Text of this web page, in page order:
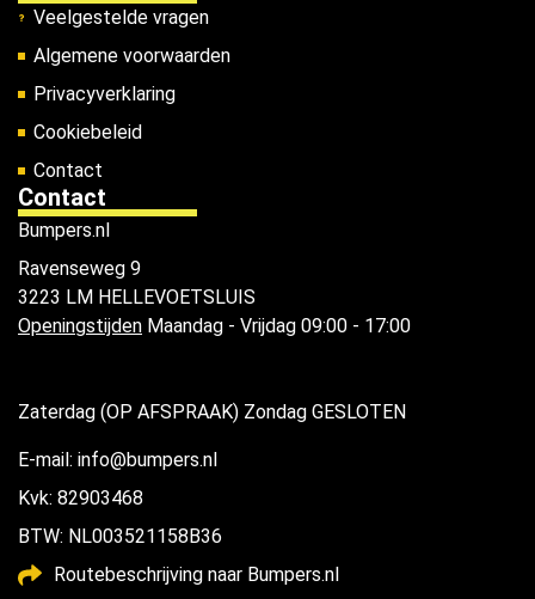
Veelgestelde vragen
Algemene voorwaarden
Privacyverklaring
Cookiebeleid
Contact
Contact
Bumpers.nl
Ravenseweg 9
3223 LM HELLEVOETSLUIS
Openingstijden Maandag - Vrijdag 09:00 - 17:00
Zaterdag (OP AFSPRAAK) Zondag GESLOTEN
E-mail: info@bumpers.nl
Kvk: 82903468
BTW: NL003521158B36
Routebeschrijving naar Bumpers.nl